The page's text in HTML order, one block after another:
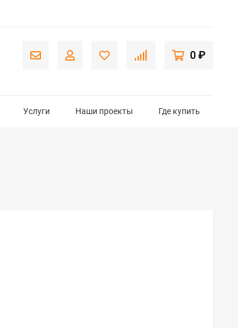
0 ₽
Услуги Наши проекты Где купить